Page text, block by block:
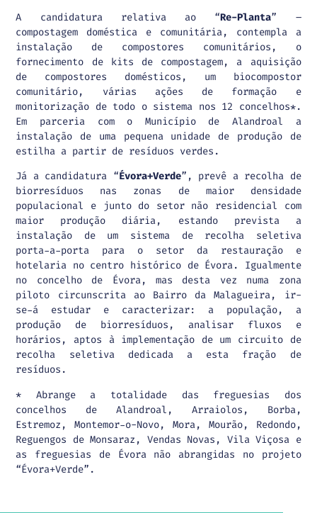
A candidatura relativa ao “Re-Planta” –
compostagem doméstica e comunitária, contempla a
instalação de compostores comunitários, o
fornecimento de kits de compostagem, a aquisição
de compostores domésticos, um biocompostor
comunitário, várias ações de formação e
monitorização de todo o sistema nos 12 concelhos*.
Em parceria com o Município de Alandroal a
instalação de uma pequena unidade de produção de
estilha a partir de resíduos verdes.
Já a candidatura “Évora+Verde”, prevê a recolha de
biorresíduos nas zonas de maior densidade
populacional e junto do setor não residencial com
maior produção diária, estando prevista a
instalação de um sistema de recolha seletiva
porta-a-porta para o setor da restauração e
hotelaria no centro histórico de Évora. Igualmente
no concelho de Évora, mas desta vez numa zona
piloto circunscrita ao Bairro da Malagueira, ir-
se-á estudar e caracterizar: a população, a
produção de biorresíduos, analisar fluxos e
horários, aptos à implementação de um circuito de
recolha seletiva dedicada a esta fração de
resíduos.
* Abrange a totalidade das freguesias dos
concelhos de Alandroal, Arraiolos, Borba,
Estremoz, Montemor-o-Novo, Mora, Mourão, Redondo,
Reguengos de Monsaraz, Vendas Novas, Vila Viçosa e
as freguesias de Évora não abrangidas no projeto
“Évora+Verde”.